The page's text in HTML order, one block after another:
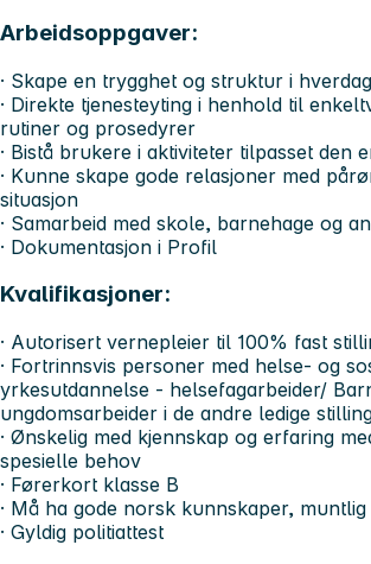
Arbeidsoppgaver:
· Skape en trygghet og struktur i
· Direkte tjenesteyting i henhold til
rutiner og prosedyrer
· Bistå brukere i aktiviteter tilpasset den
· Kunne skape gode relasjoner med
situasjon
· Samarbeid med skole, barnehage og
· Dokumentasjon i Profil
Kvalifikasjoner:
· Autorisert vernepleier til 100% fast
· Fortrinnsvis personer med helse- og
yrkesutdannelse - helsefagarbeider/
ungdomsarbeider i de andre ledige
· Ønskelig med kjennskap og erfaring
spesielle behov
· Førerkort klasse B
· Må ha gode norsk kunnskaper,
· Gyldig politiattest